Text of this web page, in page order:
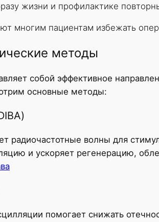
жизни и профилактике
многим пациентам избежать
методы
собой эффективное
основные методы:
радиочастотные волны для
и ускоряет регенерацию,
помогает снижать